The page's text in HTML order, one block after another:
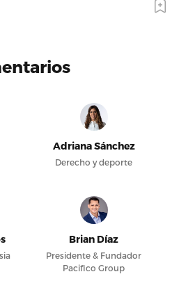
Adriana Sánchez
Derecho y deporte
Brian Díaz
Presidente & Fundador
Pacifico Group